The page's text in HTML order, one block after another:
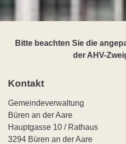
Bitte beachten Sie die
der AHV-
Kontakt
Gemeindeverwaltung
Büren an der Aare
Hauptgasse 10 / Rathaus
3294 Büren an der Aare